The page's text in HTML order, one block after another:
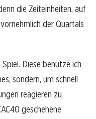
die Zeiteinheiten, auf
der Quartals
Spiel. Diese benutze ich
sondern, um schnell
reagieren zu
geschehene